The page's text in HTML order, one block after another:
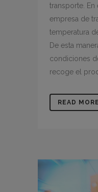
transporte.
empresa de
temperatura
De esta
condiciones
recoge el
READ MORE